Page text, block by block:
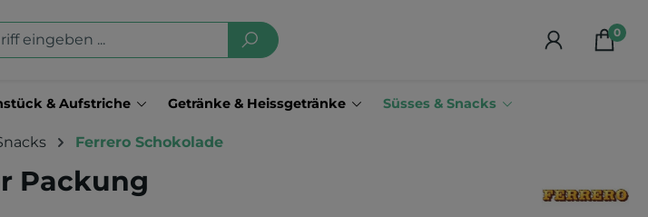
0
& Aufstriche Getränke & Heissgetränke Süsses & Snacks
Ferrero Schokolade
Packung